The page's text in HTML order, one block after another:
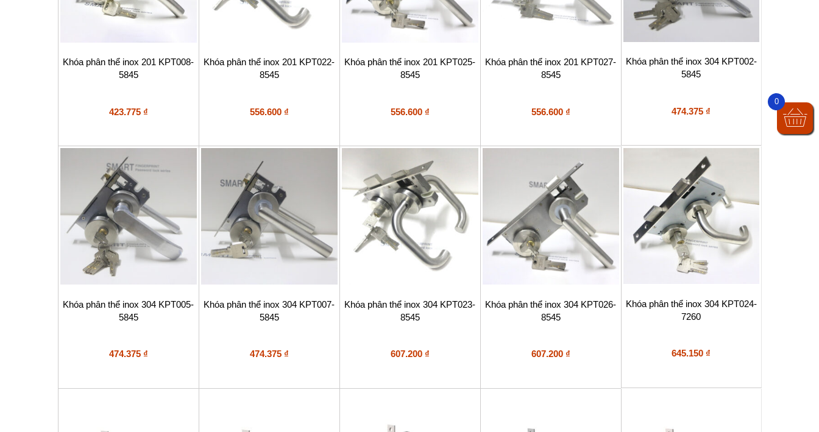
Khóa phân thể inox 201 KPT008-
5845
423.775 ₫
Khóa phân thể inox 201 KPT022-
8545
556.600 ₫
Khóa phân thể inox 201 KPT025-
8545
556.600 ₫
Khóa phân thể inox 201 KPT027-
8545
556.600 ₫
Khóa phân thể inox 304 KPT002-
5845
474.375 ₫
Khóa phân thể inox 304 KPT005-
5845
474.375 ₫
Khóa phân thể inox 304 KPT007-
5845
474.375 ₫
Khóa phân thể inox 304 KPT023-
8545
607.200 ₫
Khóa phân thể inox 304 KPT026-
8545
607.200 ₫
Khóa phân thể inox 304 KPT024-
7260
645.150 ₫
0